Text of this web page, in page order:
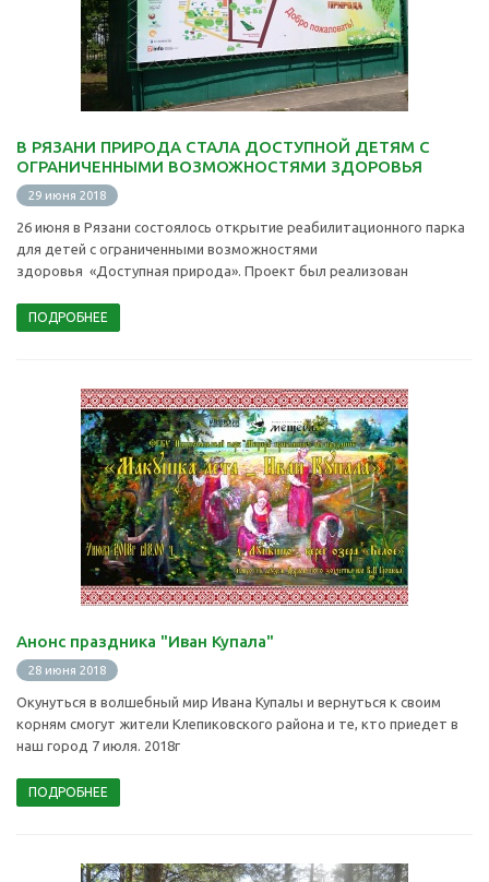
В РЯЗАНИ ПРИРОДА СТАЛА ДОСТУПНОЙ ДЕТЯМ С
ОГРАНИЧЕННЫМИ ВОЗМОЖНОСТЯМИ ЗДОРОВЬЯ
29 июня 2018
26 июня в Рязани состоялось открытие реабилитационного парка
для детей с ограниченными возможностями
здоровья «Доступная природа». Проект был реализован
ПОДРОБНЕЕ
Анонс праздника "Иван Купала"
28 июня 2018
Окунуться в волшебный мир Ивана Купалы и вернуться к своим
корням смогут жители Клепиковского района и те, кто приедет в
наш город 7 июля. 2018г
ПОДРОБНЕЕ